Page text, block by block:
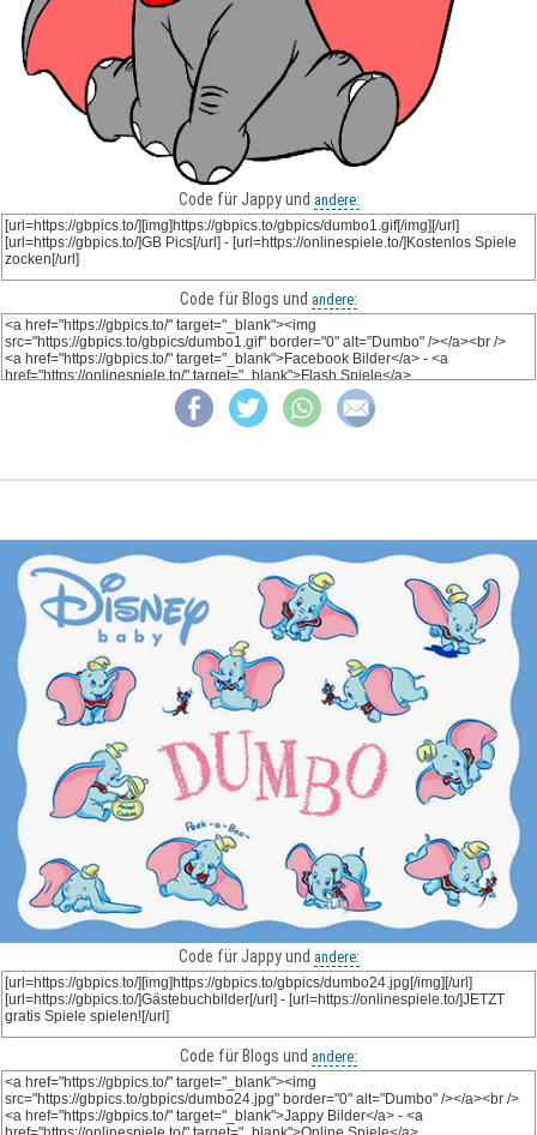
Code für Jappy und andere:
Code für Blogs und andere:
Code für Jappy und andere:
Code für Blogs und andere: